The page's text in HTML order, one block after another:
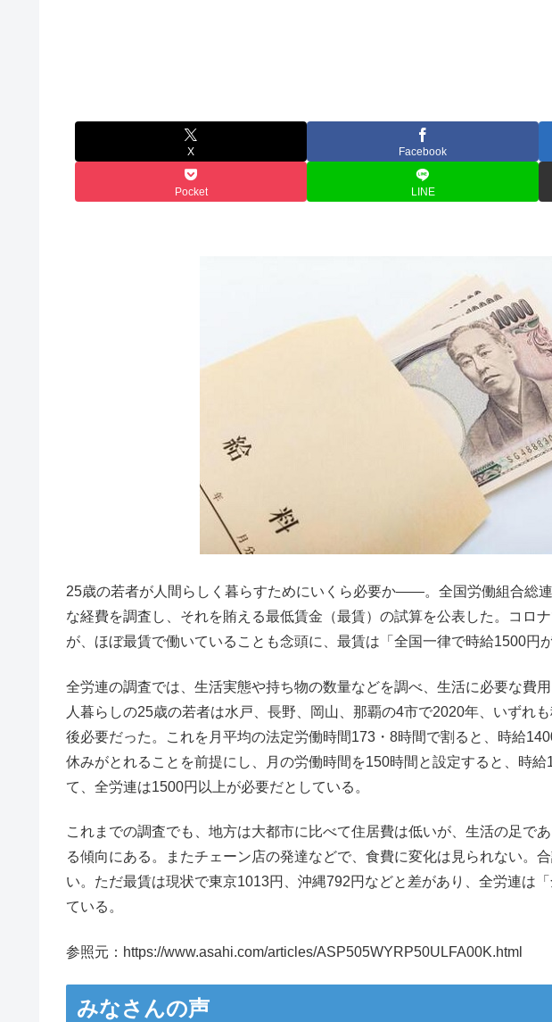
X Facebook
Pocket LINE
25歳の若者が人間らしく暮らすためにいくら必要か――。全国労働組合総
な経費を調査し、それを賄える最低賃金（最賃）の試算を公表した。コロ
が、ほぼ最賃で働いていることも念頭に、最賃は「全国一律で時給1500円
全労連の調査では、生活実態や持ち物の数量などを調べ、生活に必要な費
人暮らしの25歳の若者は水戸、長野、岡山、那覇の4市で2020年、いずれ
後必要だった。これを月平均の法定労働時間173・8時間で割ると、時給
休みがとれることを前提にし、月の労働時間を150時間と設定すると、時
て、全労連は1500円以上が必要だとしている。
これまでの調査でも、地方は大都市に比べて住居費は低いが、生活の足で
る傾向にある。またチェーン店の発達などで、食費に変化は見られない。
い。ただ最賃は現状で東京1013円、沖縄792円などと差があり、全労連は
ている。
参照元：https://www.asahi.com/articles/ASP505WYRP50ULFA00K.html
みなさんの声